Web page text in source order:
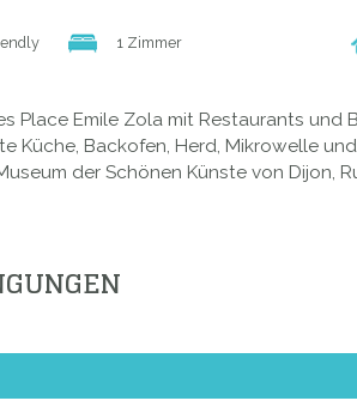
1 Zimmer
Place Emile Zola mit Restaurants
Küche, Backofen, Herd, Mikrowelle
der Schönen Künste von Dijon,